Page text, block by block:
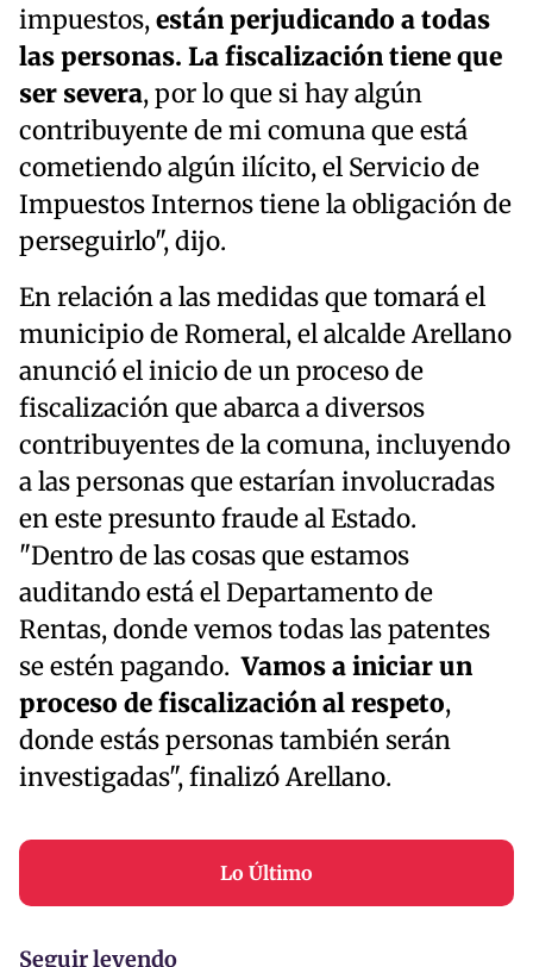
impuestos,están perjudicando a todas
las personas. La fiscalización tiene que
ser severa, por lo que si hay algún
contribuyente de mi comuna que está
cometiendo algún ilícito, el Servicio de
Impuestos Internos tiene la obligación de
perseguirlo", dijo.
En relación a las medidas que tomará el
municipio de Romeral, el alcalde Arellano
anunció el inicio de un proceso de
fiscalización que abarca a diversos
contribuyentes de la comuna, incluyendo
a las personas que estarían involucradas
en este presunto fraude al Estado.
"Dentro de las cosas que estamos
auditando está el Departamento de
Rentas, donde vemos todas las patentes
se estén pagando.Vamos a iniciar un
proceso de fiscalización al respeto,
donde estás personas también serán
investigadas", finalizó Arellano.
Lo Último
Seguir leyendo